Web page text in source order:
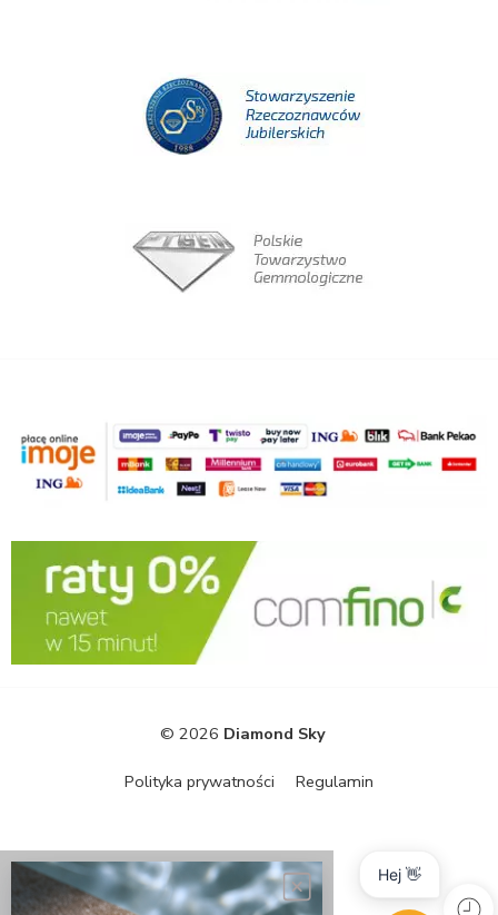
© 2026 Diamond Sky
Polityka prywatności Regulamin